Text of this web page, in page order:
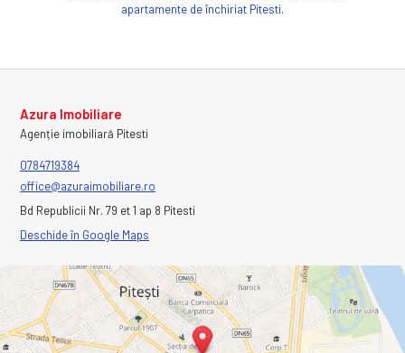
apartamente de închiriat Pitesti.
Azura Imobiliare
Agenție imobiliară Pitesti
0784719384
office@azuraimobiliare.ro
Bd Republicii Nr. 79 et 1 ap 8 Pitesti
Deschide în Google Maps